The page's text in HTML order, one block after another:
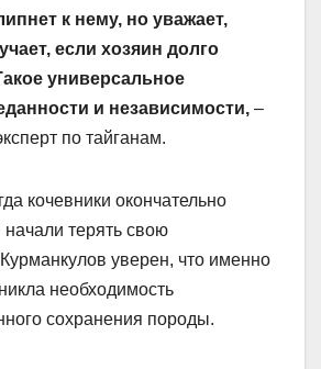
к нему, но уважает,
если хозяин долго
универсальное
и независимости, –
по тайганам.
кочевники окончательно
начали терять свою
уверен, что именно
необходимость
сохранения породы.